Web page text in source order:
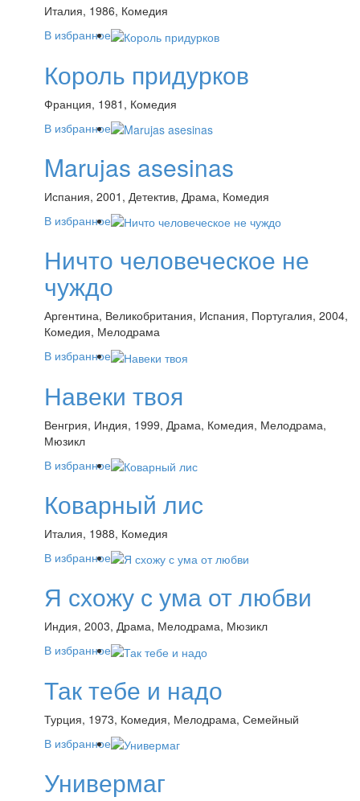
Италия, 1986, Комедия
В избранное
Король придурков
Франция, 1981, Комедия
В избранное
Marujas asesinas
Испания, 2001, Детектив, Драма, Комедия
В избранное
Ничто человеческое не
чуждо
Аргентина, Великобритания, Испания, Португалия, 2004,
Комедия, Мелодрама
В избранное
Навеки твоя
Венгрия, Индия, 1999, Драма, Комедия, Мелодрама,
Мюзикл
В избранное
Коварный лис
Италия, 1988, Комедия
В избранное
Я схожу с ума от любви
Индия, 2003, Драма, Мелодрама, Мюзикл
В избранное
Так тебе и надо
Турция, 1973, Комедия, Мелодрама, Семейный
В избранное
Универмаг